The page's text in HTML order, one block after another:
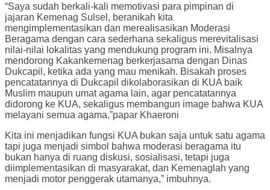
“Saya sudah berkali-kali memotivasi para pimpinan di
jajaran Kemenag Sulsel, beranikah kita
mengimplementasikan dan merealisasikan Moderasi
Beragama dengan cara sederhana sekaligus merevitalisasi
nilai-nilai lokalitas yang mendukung program ini. Misalnya
mendorong Kakankemenag berkerjasama dengan Dinas
Dukcapil, ketika ada yang mau menikah. Bisakah proses
pencatatannya di Dukcapil dikolaborasikan di KUA baik
Muslim maupun umat agama lain, agar pencatatannya
didorong ke KUA, sekaligus membangun image bahwa KUA
melayani semua agama,”papar Khaeroni
Kita ini menjadikan fungsi KUA bukan saja untuk satu agama
tapi juga menjadi simbol bahwa moderasi beragama itu
bukan hanya di ruang diskusi, sosialisasi, tetapi juga
diimplementasikan di masyarakat, dan Kemenaglah yang
menjadi motor penggerak utamanya,” imbuhnya.